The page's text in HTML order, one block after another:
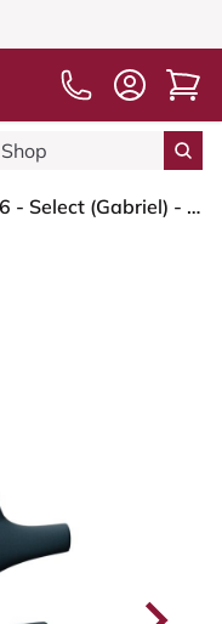
HÅG Capisco 8106 - Select (Gabriel) - Wolle / Polyamid - SC66194 - Blue - Weiß - 200 mm (Sitzhöhe 46-64cm) - Bodengleiter